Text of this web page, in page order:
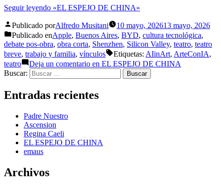
Seguir leyendo «EL ESPEJO DE CHINA»
Publicado porAlfredo Musitani 10 mayo, 202613 mayo, 2026
Publicado enApple, Buenos Aires, BYD, cultura tecnológica,
debate pos-obra, obra corta, Shenzhen, Silicon Valley, teatro, teatro
breve, trabajo y familia, vínculos Etiquetas: AIinArt, ArteConIA,
teatro
Deja un comentario en EL ESPEJO DE CHINA
Buscar:
Entradas recientes
Padre Nuestro
Ascension
Regina Caeli
EL ESPEJO DE CHINA
emaus
Archivos